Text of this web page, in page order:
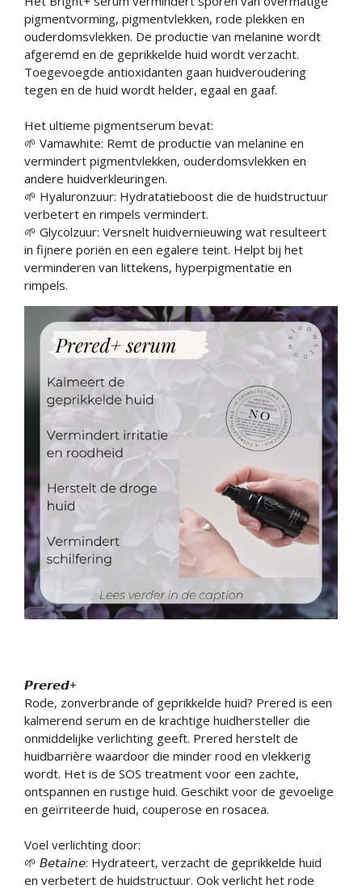
pigmentvorming, pigmentvlekken, rode plekken en
ouderdomsvlekken. De productie van melanine wordt
afgeremd en de geprikkelde huid wordt verzacht.
Toegevoegde antioxidanten gaan huidveroudering
tegen en de huid wordt helder, egaal en gaaf.
Het ultieme pigmentserum bevat:
🌱 Vamawhite: Remt de productie van melanine en
vermindert pigmentvlekken, ouderdomsvlekken en
andere huidverkleuringen.
🌱 Hyaluronzuur: Hydratatieboost die de huidstructuur
verbetert en rimpels vermindert.
🌱 Glycolzuur: Versnelt huidvernieuwing wat resulteert
in fijnere poriën en een egalere teint. Helpt bij het
verminderen van littekens, hyperpigmentatie en
rimpels.
𝙋𝙧𝙚𝙧𝙚𝙙+
Rode, zonverbrande of geprikkelde huid? Prered is een
kalmerend serum en de krachtige huidhersteller die
onmiddelijke verlichting geeft. Prered herstelt de
huidbarrière waardoor die minder rood en vlekkerig
wordt. Het is de SOS treatment voor een zachte,
ontspannen en rustige huid. Geschikt voor de gevoelige
en geïrriteerde huid, couperose en rosacea.
Voel verlichting door:
🌱 𝘉𝘦𝘵𝘢𝘪𝘯𝘦: Hydrateert, verzacht de geprikkelde huid
en verbetert de huidstructuur. Ook verlicht het rode